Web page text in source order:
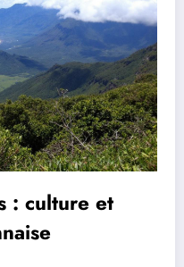
: culture et